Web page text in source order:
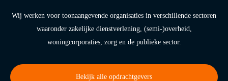
Wij werken voor toonaangevende organisaties in verschillende sectoren
waaronder zakelijke dienstverlening, (semi-)overheid,
woningcorporaties, zorg en de publieke sector.
Bekijk alle opdrachtgevers